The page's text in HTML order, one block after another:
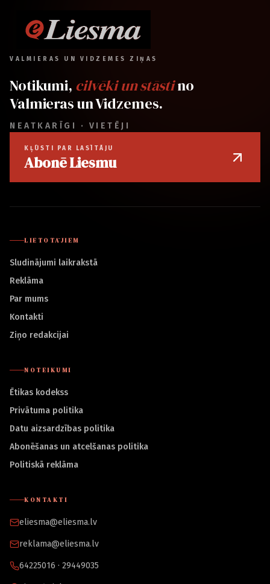
VALMIERAS UN VIDZEMES ZIŅAS
Notikumi, cilvēki un stāstino
Valmieras un Vidzemes.
NEATKARĪGI · VIETĒJI
KĻŪSTI PAR LASĪTĀJU
Abonē Liesmu
LIETOTĀJIEM
Sludinājumi laikrakstā
Reklāma
Par mums
Kontakti
Ziņo redakcijai
NOTEIKUMI
Ētikas kodekss
Privātuma politika
Datu aizsardzības politika
Abonēšanas un atcelšanas politika
Politiskā reklāma
KONTAKTI
eliesma@eliesma.lv
reklama@eliesma.lv
64225016 · 29449035